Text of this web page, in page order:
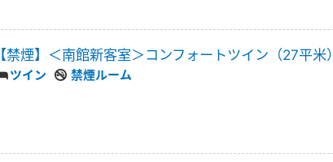
【禁煙】＜南館新客室＞コンフォートツイン（27平米）
ツイン 禁煙ルーム